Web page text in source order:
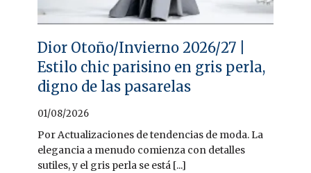
Dior Otoño/Invierno 2026/27 |
Estilo chic parisino en gris perla,
digno de las pasarelas
01/08/2026
Por Actualizaciones de tendencias de moda. La
elegancia a menudo comienza con detalles
sutiles, y el gris perla se está [...]